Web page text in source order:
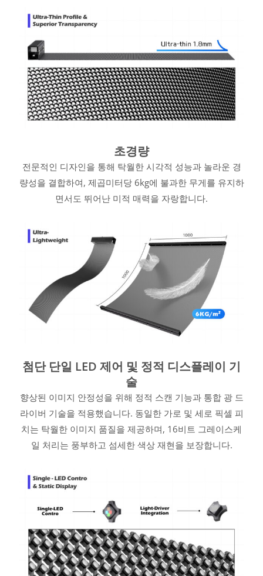
초경량
전문적인 디자인을 통해 탁월한 시각적 성능과 놀라운 경
량성을 결합하여, 제곱미터당 6kg에 불과한 무게를 유지하
면서도 뛰어난 미적 매력을 자랑합니다.
첨단 단일 LED 제어 및 정적 디스플레이 기
술
향상된 이미지 안정성을 위해 정적 스캔 기능과 통합 광 드
라이버 기술을 적용했습니다. 동일한 가로 및 세로 픽셀 피
치는 탁월한 이미지 품질을 제공하며, 16비트 그레이스케
일 처리는 풍부하고 섬세한 색상 재현을 보장합니다.